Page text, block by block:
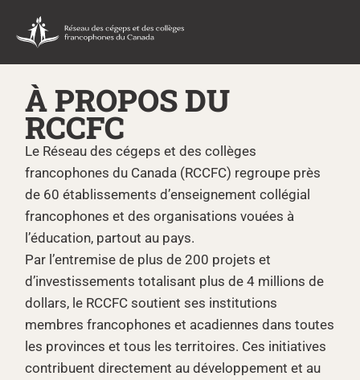
À PROPOS DU
RCCFC
Le Réseau des cégeps et des collèges
francophones du Canada (RCCFC) regroupe près
de 60 établissements d’enseignement collégial
francophones et des organisations vouées à
l’éducation, partout au pays.
Par l’entremise de plus de 200 projets et
d’investissements totalisant plus de 4 millions de
dollars, le RCCFC soutient ses institutions
membres francophones et acadiennes dans toutes
les provinces et tous les territoires. Ces initiatives
contribuent directement au développement et au